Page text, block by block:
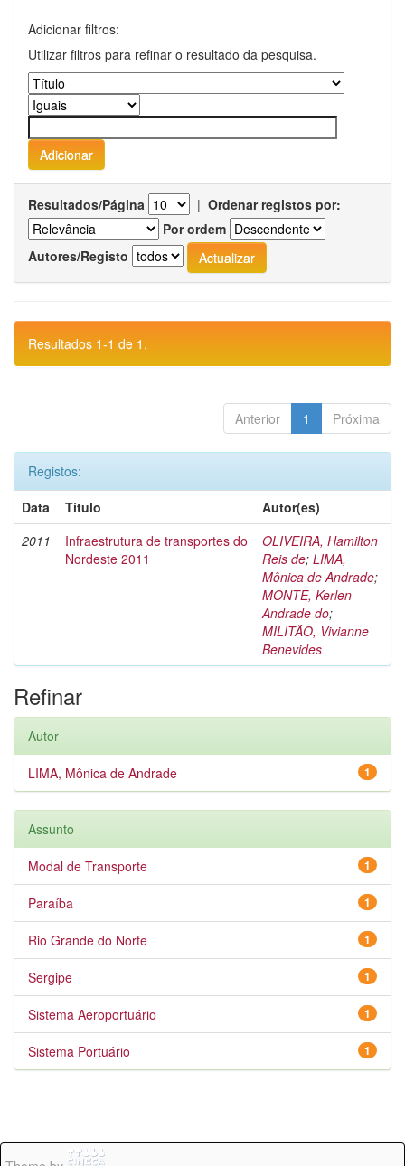
Adicionar filtros:
Utilizar filtros para refinar o resultado da pesquisa.
Resultados/Página | Ordenar registos por:
Por ordem
Autores/Registo
Resultados 1-1 de 1.
Anterior 1 Próxima
Registos:
Data
Título
Autor(es)
2011
Infraestrutura de transportes do
Nordeste 2011
OLIVEIRA, Hamilton
Reis de; LIMA,
Mônica de Andrade;
MONTE, Kerlen
Andrade do;
MILITÃO, Vivianne
Benevides
Refinar
Autor
1
LIMA, Mônica de Andrade
Assunto
1
Modal de Transporte
1
Paraíba
1
Rio Grande do Norte
1
Sergipe
1
Sistema Aeroportuário
1
Sistema Portuário